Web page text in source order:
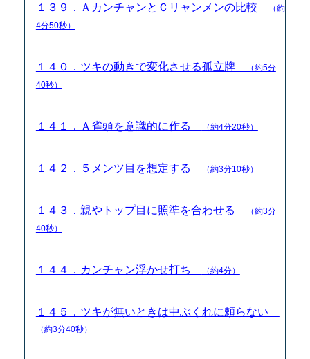
１３９．ＡカンチャンとＣリャンメンの比較
（約
4分50秒）
１４０．ツキの動きで変化させる孤立牌
（約5分
40秒）
１４１．Ａ雀頭を意識的に作る （約4分20秒）
１４２．５メンツ目を想定する （約3分10秒）
１４３．親やトップ目に照準を合わせる
（約3分
40秒）
１４４．カンチャン浮かせ打ち （約4分）
１４５．ツキが無いときは中ぶくれに頼らない
（約3分40秒）